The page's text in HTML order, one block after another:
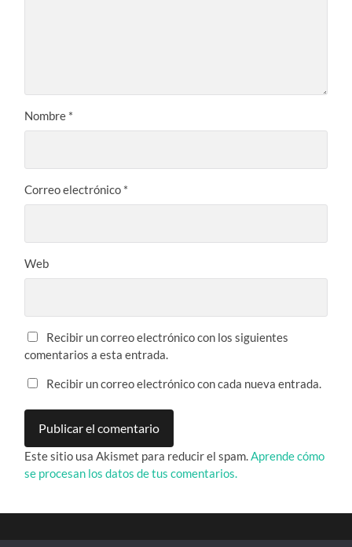
Nombre *
Correo electrónico *
Web
Recibir un correo electrónico con los siguientes
comentarios a esta entrada.
Recibir un correo electrónico con cada nueva entrada.
Este sitio usa Akismet para reducir el spam.Aprende cómo
se procesan los datos de tus comentarios.